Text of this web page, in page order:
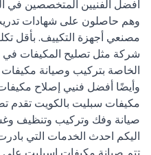
أفضل الفنيين المتخصصين في
وهم حاصلون على شهادات
مصنعي أجهزة التكييف. بأقل
شركة مثل تصليح المكيفات في
الخاصة بتركيب وصيانة
وأيضًا أفضل فنيي إصلاح
مكيفات سبليت بالكويت تقدم
صيانة وفك وتركيب وتنظيف
اليكم احدث الخدمات التي